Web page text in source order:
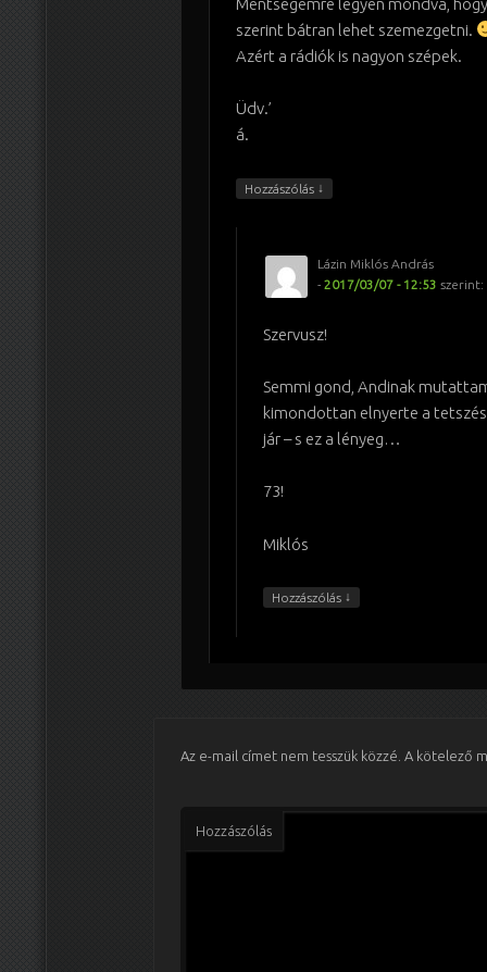
szerint bátran lehet szemezgetni.
Azért a rádiók is nagyon szépek.
Üdv.’
á.
Hozzászólás ↓
Lázin Miklós András
-2017/03/07 - 12:53 szerint:
Szervusz!
Semmi gond, Andinak
kimondottan elnyerte a
jár – s ez a lényeg…
73!
Miklós
Hozzászólás ↓
Az e-mail címet nem tesszük közzé. A kötelező
Hozzászólás